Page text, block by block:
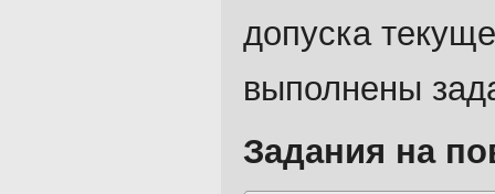
допуска
выполнены
Задания на